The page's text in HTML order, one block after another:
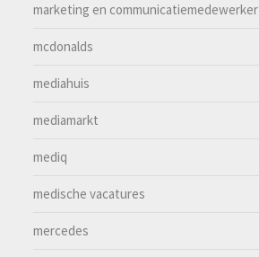
marketing en communicatiemedewerker
mcdonalds
mediahuis
mediamarkt
mediq
medische vacatures
mercedes